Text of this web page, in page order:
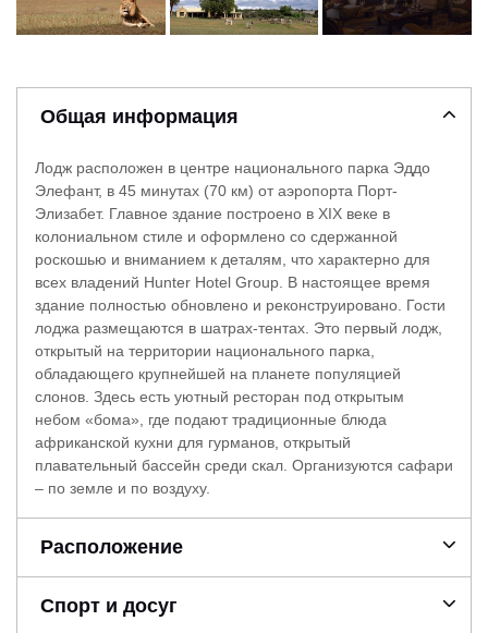
Общая информация
Лодж расположен в центре национального парка Эддо
Элефант, в 45 минутах (70 км) от аэропорта Порт-
Элизабет. Главное здание построено в XIX веке в
колониальном стиле и оформлено со сдержанной
роскошью и вниманием к деталям, что характерно для
всех владений Hunter Hotel Group. В настоящее время
здание полностью обновлено и реконструировано. Гости
лоджа размещаются в шатрах-тентах. Это первый лодж,
открытый на территории национального парка,
обладающего крупнейшей на планете популяцией
слонов. Здесь есть уютный ресторан под открытым
небом «бома», где подают традиционные блюда
африканской кухни для гурманов, открытый
плавательный бассейн среди скал. Организуются сафари
– по земле и по воздуху.
Расположение
Спорт и досуг